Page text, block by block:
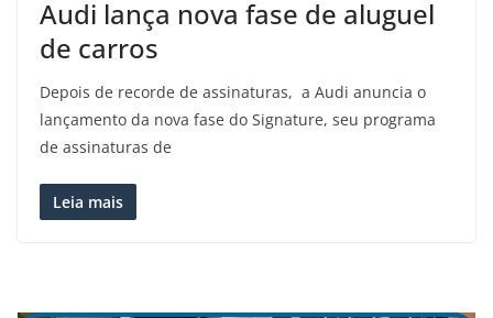
Audi lança nova fase de aluguel
de carros
Depois de recorde de assinaturas, a Audi anuncia o
lançamento da nova fase do Signature, seu programa
de assinaturas de
Leia mais